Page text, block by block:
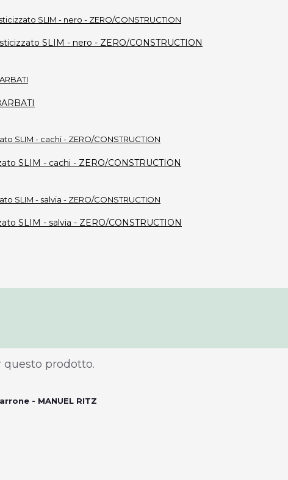
SLIM - nero - ZERO/CONSTRUCTION
SLIM - cachi - ZERO/CONSTRUCTION
SLIM - salvia - ZERO/CONSTRUCTION
questo prodotto.
- MANUEL RITZ